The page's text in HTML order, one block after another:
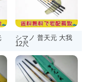
シマノ 普天元 大我
12尺